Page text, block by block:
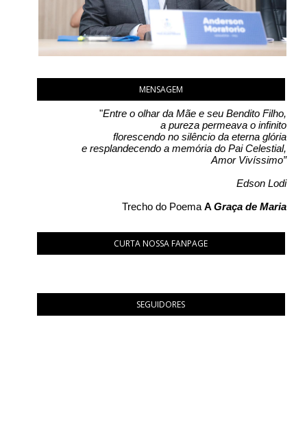
MENSAGEM
"Entre o olhar da Mãe e seu Bendito Filho,
a pureza permeava o infinito
florescendo no silêncio da eterna glória
e resplandecendo a memória do Pai Celestial,
Amor Vivíssimo”
Edson Lodi
Trecho do Poema A Graça de Maria
CURTA NOSSA FANPAGE
SEGUIDORES